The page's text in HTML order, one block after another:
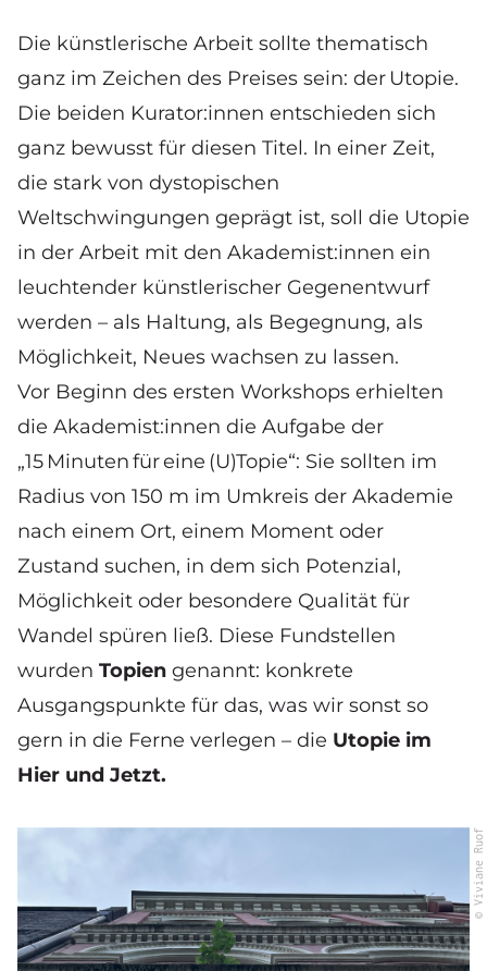
Die künstlerische Arbeit sollte thematisch
ganz im Zeichen des Preises sein: der Utopie.
Die beiden Kurator:innen entschieden sich
ganz bewusst für diesen Titel. In einer Zeit,
die stark von dystopischen
Weltschwingungen geprägt ist, soll die Utopie
in der Arbeit mit den Akademist:innen ein
leuchtender künstlerischer Gegenentwurf
werden – als Haltung, als Begegnung, als
Möglichkeit, Neues wachsen zu lassen.
Vor Beginn des ersten Workshops erhielten
die Akademist:innen die Aufgabe der
„15 Minuten für eine (U)Topie“: Sie sollten im
Radius von 150 m im Umkreis der Akademie
nach einem Ort, einem Moment oder
Zustand suchen, in dem sich Potenzial,
Möglichkeit oder besondere Qualität für
Wandel spüren ließ. Diese Fundstellen
wurden Topien genannt: konkrete
Ausgangspunkte für das, was wir sonst so
gern in die Ferne verlegen – die Utopie im
Hier und Jetzt.
© Viviane Ruof